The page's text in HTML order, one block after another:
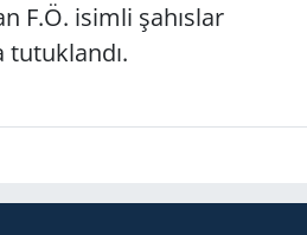
F.Ö. isimli şahıslar
tutuklandı.